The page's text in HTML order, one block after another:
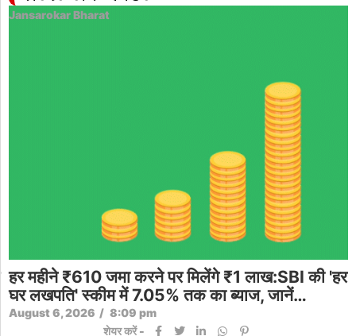
Jansarokar Bharat
Boost Merit with Vocational Skills &
Credits
August 6, 2026 / 5:42 pm
शेयर करें -